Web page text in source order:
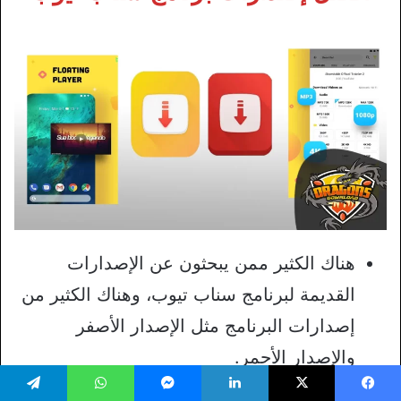
هناك الكثير ممن يبحثون عن الإصدارات
القديمة لبرنامج سناب تيوب، وهناك الكثير من
إصدارات البرنامج مثل الإصدار الأصفر
والإصدار الأحمر.
كافة تلك الإصدارات مناسبة ولكن قد يناسب